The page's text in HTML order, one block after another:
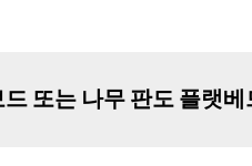
또는 나무 판도 플랫